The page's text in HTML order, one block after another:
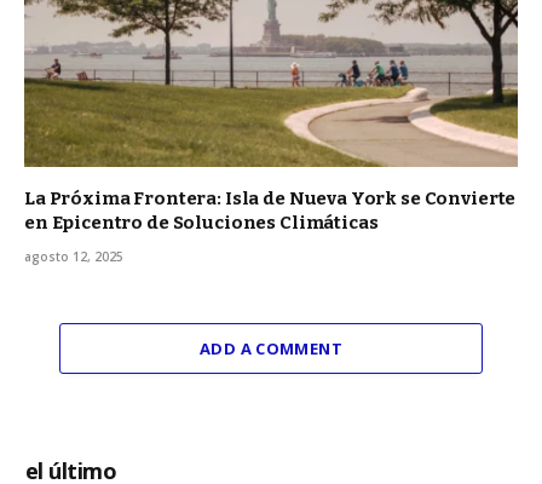
La Próxima Frontera: Isla de Nueva York se Convierte
en Epicentro de Soluciones Climáticas
agosto 12, 2025
ADD A COMMENT
el último